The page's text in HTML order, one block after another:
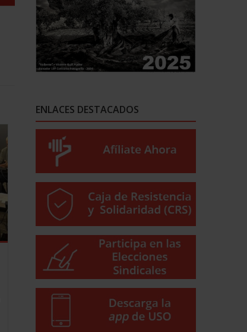
ENLACES DESTACADOS